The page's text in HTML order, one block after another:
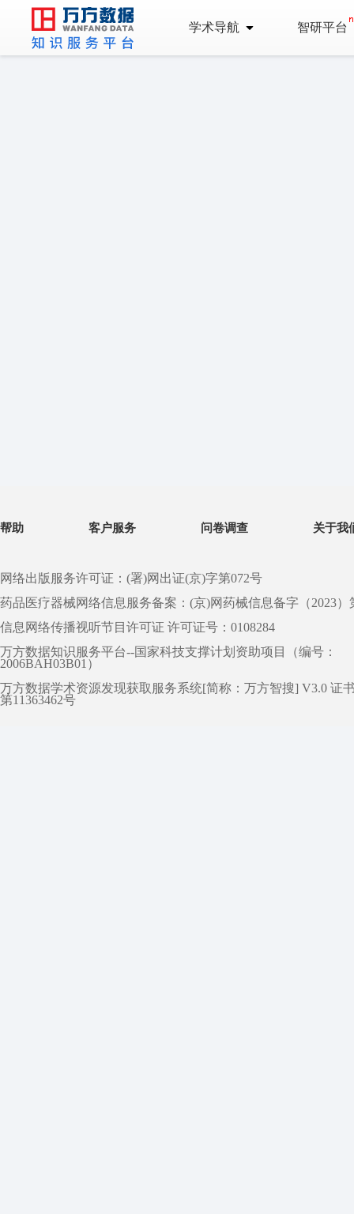
学术导航 智研平台
帮助 客户服务 问卷调查 关于我
网络出版服务许可证：(署)网出证(京)字第072号
药品医疗器械网络信息服务备案：(京)网药械信息备字（2023）
信息网络传播视听节目许可证 许可证号：0108284
万方数据知识服务平台--国家科技支撑计划资助项目（编号：
2006BAH03B01）
万方数据学术资源发现获取服务系统[简称：万方智搜] V3.0 证
第11363462号